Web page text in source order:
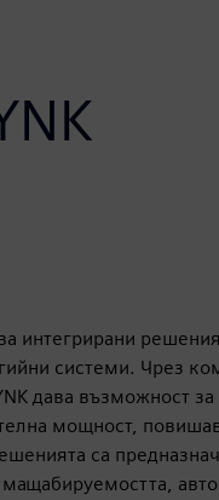
интегрирани
системи. Чрез
дава възможност
мощност,
са